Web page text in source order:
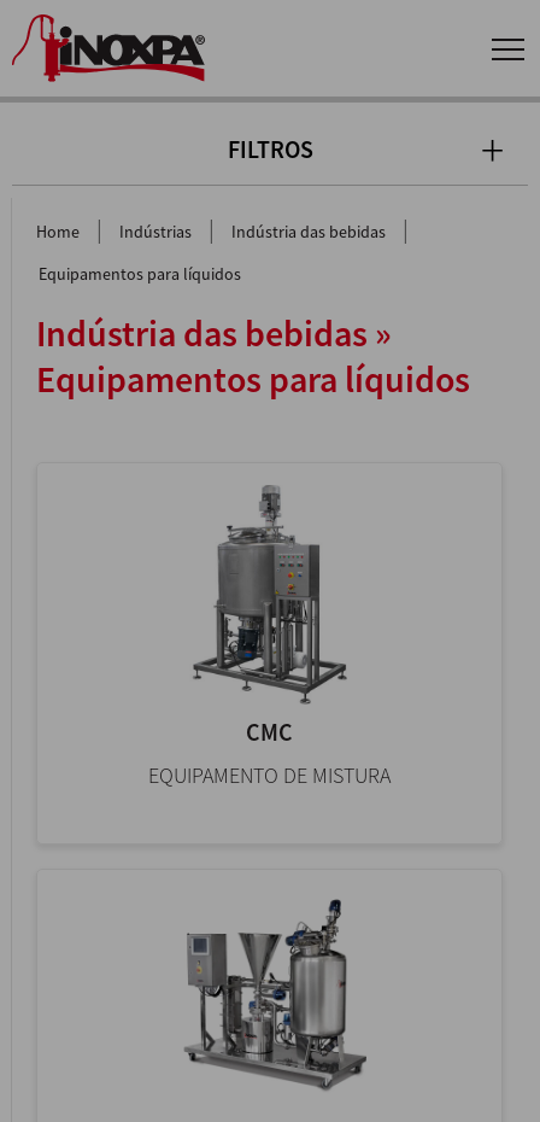
FILTROS
Home | Indústrias | Indústria das bebidas |
Equipamentos para líquidos
Indústria das bebidas »
Equipamentos para líquidos
CMC
EQUIPAMENTO DE MISTURA